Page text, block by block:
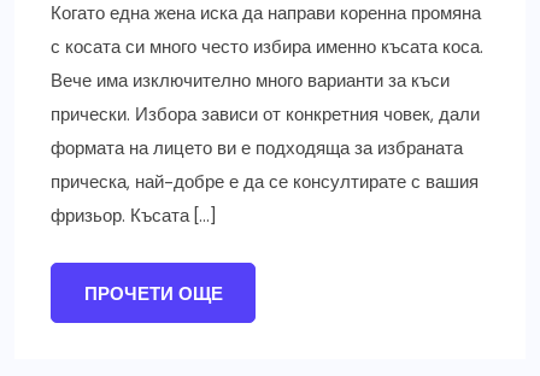
Когато една жена иска да направи коренна промяна
с косата си много често избира именно късата коса.
Вече има изключително много варианти за къси
прически. Избора зависи от конкретния човек, дали
формата на лицето ви е подходяща за избраната
прическа, най-добре е да се консултирате с вашия
фризьор. Късата […]
ПРОЧЕТИ ОЩЕ